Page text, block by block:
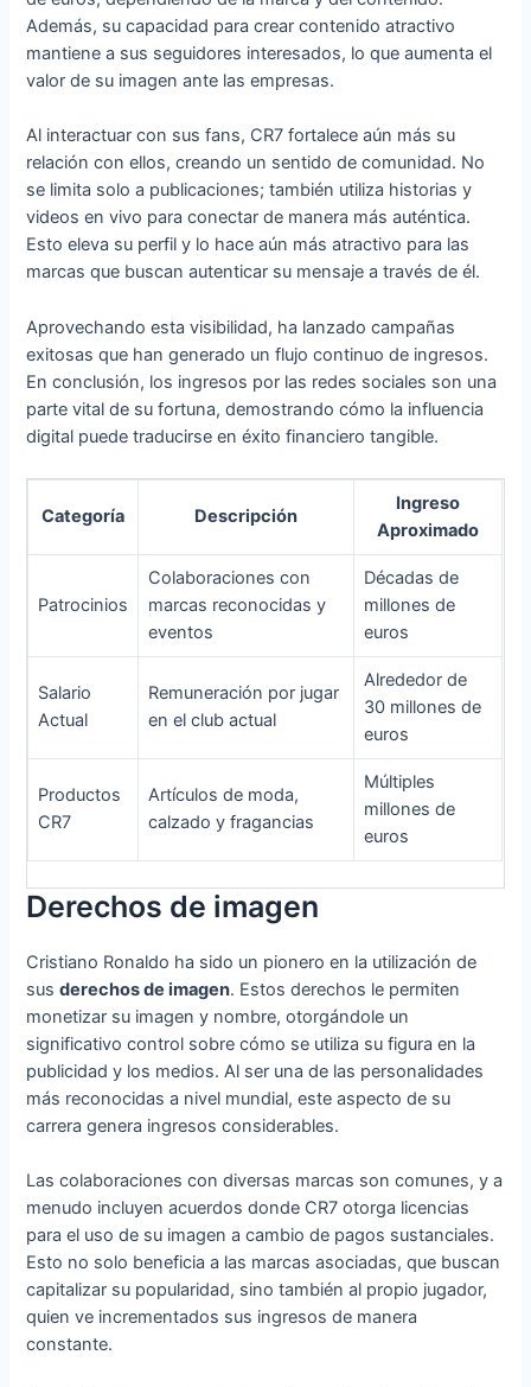
Además, su capacidad para crear contenido atractivo
mantiene a sus seguidores interesados, lo que aumenta el
valor de su imagen ante las empresas.
Al interactuar con sus fans, CR7 fortalece aún más su
relación con ellos, creando un sentido de comunidad. No
se limita solo a publicaciones; también utiliza historias y
videos en vivo para conectar de manera más auténtica.
Esto eleva su perfil y lo hace aún más atractivo para las
marcas que buscan autenticar su mensaje a través de él.
Aprovechando esta visibilidad, ha lanzado campañas
exitosas que han generado un flujo continuo de ingresos.
En conclusión, los ingresos por las redes sociales son una
parte vital de su fortuna, demostrando cómo la influencia
digital puede traducirse en éxito financiero tangible.
Categoría Descripción
Ingreso
Aproximado
Patrocinios
Colaboraciones con
marcas reconocidas y
eventos
Décadas de
millones de
euros
Salario
Actual
Remuneración por jugar
en el club actual
Alrededor de
30 millones de
euros
Productos
CR7
Artículos de moda,
calzado y fragancias
Múltiples
millones de
euros
Derechos de imagen
Cristiano Ronaldo ha sido un pionero en la utilización de
susderechos de imagen. Estos derechos le permiten
monetizar su imagen y nombre, otorgándole un
significativo control sobre cómo se utiliza su figura en la
publicidad y los medios. Al ser una de las personalidades
más reconocidas a nivel mundial, este aspecto de su
carrera genera ingresos considerables.
Las colaboraciones con diversas marcas son comunes, y a
menudo incluyen acuerdos donde CR7 otorga licencias
para el uso de su imagen a cambio de pagos sustanciales.
Esto no solo beneficia a las marcas asociadas, que buscan
capitalizar su popularidad, sino también al propio jugador,
quien ve incrementados sus ingresos de manera
constante.